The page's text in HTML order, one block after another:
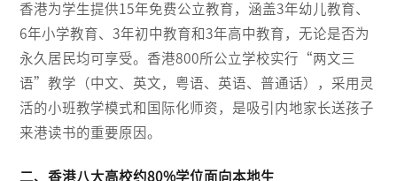
香港为学生提供15年免费公立教育，涵盖3年幼儿教育、
6年小学教育、3年初中教育和3年高中教育，无论是否为
永久居民均可享受。香港800所公立学校实行“两文三
语”教学（中文、英文，粤语、英语、普通话），采用灵
活的小班教学模式和国际化师资，是吸引内地家长送孩子
来港读书的重要原因。
二、香港八大高校约80%学位面向本地生